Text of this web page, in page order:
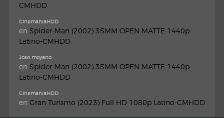
CMHDD
CinemaniaHDD
en Spider-Man (2002) 35MM OPEN MATTE 1440p
Latino-CMHDD
Jose moyano
en Spider-Man (2002) 35MM OPEN MATTE 1440p
Latino-CMHDD
CinemaniaHDD
en Gran Turismo (2023) Full HD 1080p Latino-CMHDD